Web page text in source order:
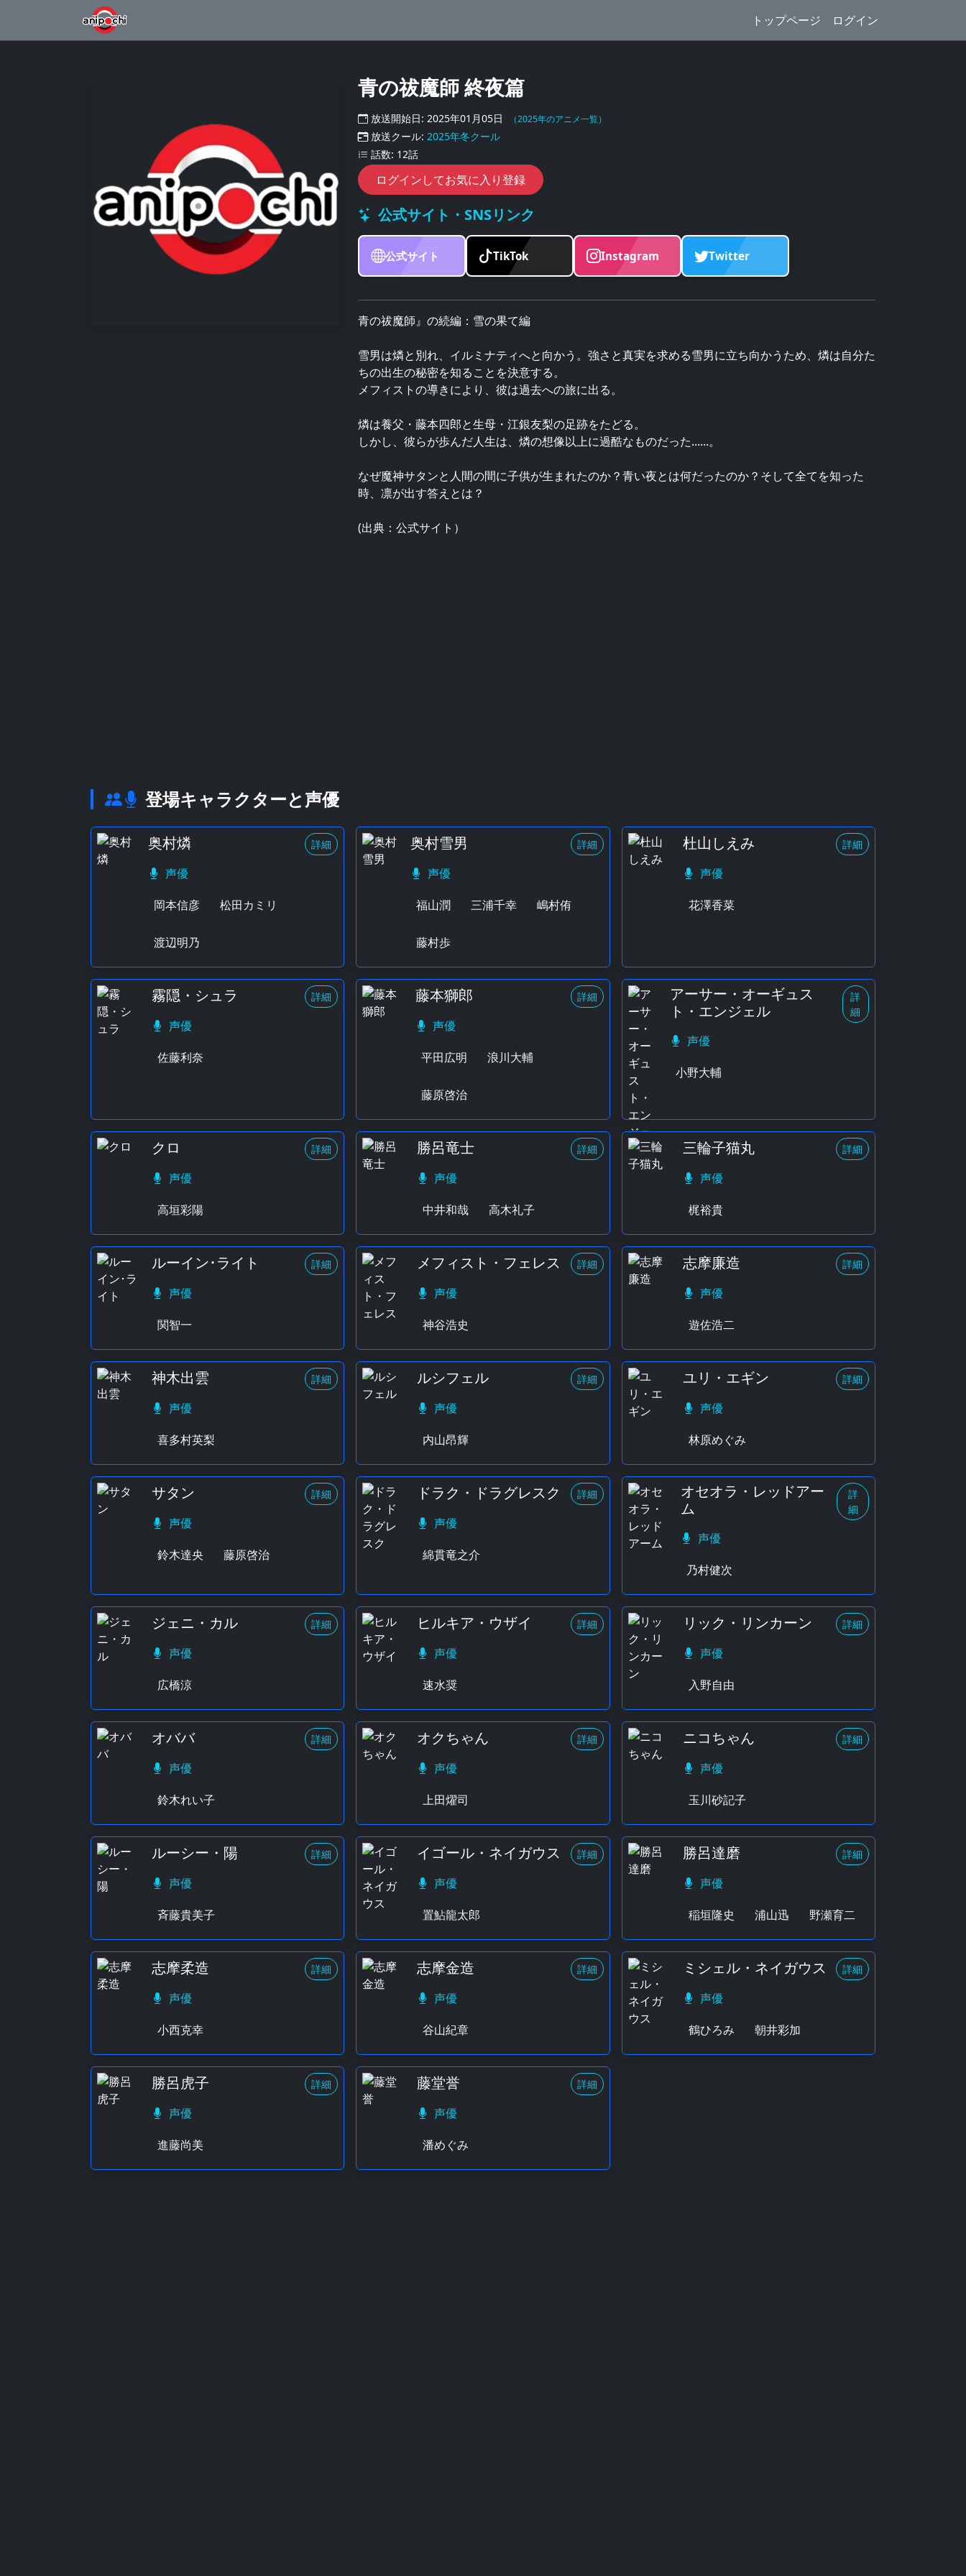
トップページ ログイン
青の祓魔師 終夜篇
放送開始日: 2025年01月05日 （2025年のアニメ一覧）
放送クール: 2025年冬クール
話数: 12話
ログインしてお気に入り登録
公式サイト・SNSリンク
公式サイト TikTok Instagram Twitter
青の祓魔師』の続編：雪の果て編
雪男は燐と別れ、イルミナティへと向かう。強さと真実を求める雪男に立ち向かうため、燐は自分た
ちの出生の秘密を知ることを決意する。
メフィストの導きにより、彼は過去への旅に出る。
燐は養父・藤本四郎と生母・江銀友梨の足跡をたどる。
しかし、彼らが歩んだ人生は、燐の想像以上に過酷なものだった......。
なぜ魔神サタンと人間の間に子供が生まれたのか？青い夜とは何だったのか？そして全てを知った
時、凛が出す答えとは？
(出典：公式サイト）
登場キャラクターと声優
奥村燐 詳細
声優
岡本信彦
松田カミリ
渡辺明乃
奥村雪男 詳細
声優
福山潤
三浦千幸 嶋村侑
藤村歩
杜山しえみ 詳細
声優
花澤香菜
霧隠・シュラ 詳細
声優
佐藤利奈
藤本獅郎 詳細
声優
平田広明
浪川大輔
藤原啓治
アーサー・オーギュス
ト・エンジェル
詳
細
声優
小野大輔
クロ 詳細
声優
高垣彩陽
勝呂竜士 詳細
声優
中井和哉
高木礼子
三輪子猫丸 詳細
声優
梶裕貴
ルーイン･ライト 詳細
声優
関智一
メフィスト・フェレス 詳細
声優
神谷浩史
志摩廉造 詳細
声優
遊佐浩二
神木出雲 詳細
声優
喜多村英梨
ルシフェル 詳細
声優
内山昂輝
ユリ・エギン 詳細
声優
林原めぐみ
サタン 詳細
声優
鈴木達央
藤原啓治
ドラク・ドラグレスク 詳細
声優
綿貫竜之介
オセオラ・レッドアー
ム
詳
細
声優
乃村健次
ジェニ・カル 詳細
声優
広橋涼
ヒルキア・ウザイ 詳細
声優
速水奨
リック・リンカーン 詳細
声優
入野自由
オババ 詳細
声優
鈴木れい子
オクちゃん 詳細
声優
上田燿司
ニコちゃん 詳細
声優
玉川砂記子
ルーシー・陽 詳細
声優
斉藤貴美子
イゴール・ネイガウス 詳細
声優
置鮎龍太郎
勝呂達磨 詳細
声優
稲垣隆史
浦山迅 野瀬育二
志摩柔造 詳細
声優
小西克幸
志摩金造 詳細
声優
谷山紀章
ミシェル・ネイガウス 詳細
声優
鶴ひろみ
朝井彩加
勝呂虎子 詳細
声優
進藤尚美
藤堂誉 詳細
声優
潘めぐみ